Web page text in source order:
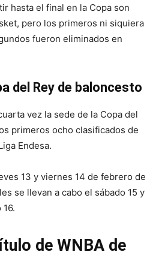
hasta el final en la Copa son
pero los primeros ni siquiera
fueron eliminados en
del Rey de baloncesto
vez la sede de la Copa del
primeros ocho clasificados de
Endesa.
13 y viernes 14 de febrero de
se llevan a cabo el sábado 15 y
de WNBA de